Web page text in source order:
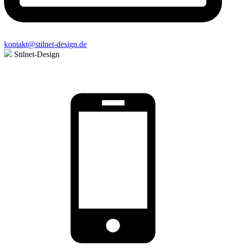
kontakt@stilnet-design.de
Stilnet-Design